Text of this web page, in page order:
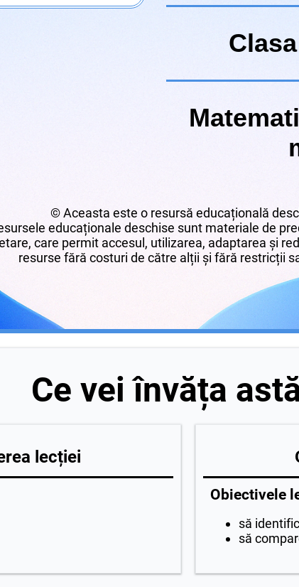
© Aceasta este o resursă educațională
educaționale deschise sunt materiale de
care permit accesul, utilizarea, adaptarea și
resurse fără costuri de către alții și fără restricții
Ce vei învăța
lecției
Obiectivele
să
să